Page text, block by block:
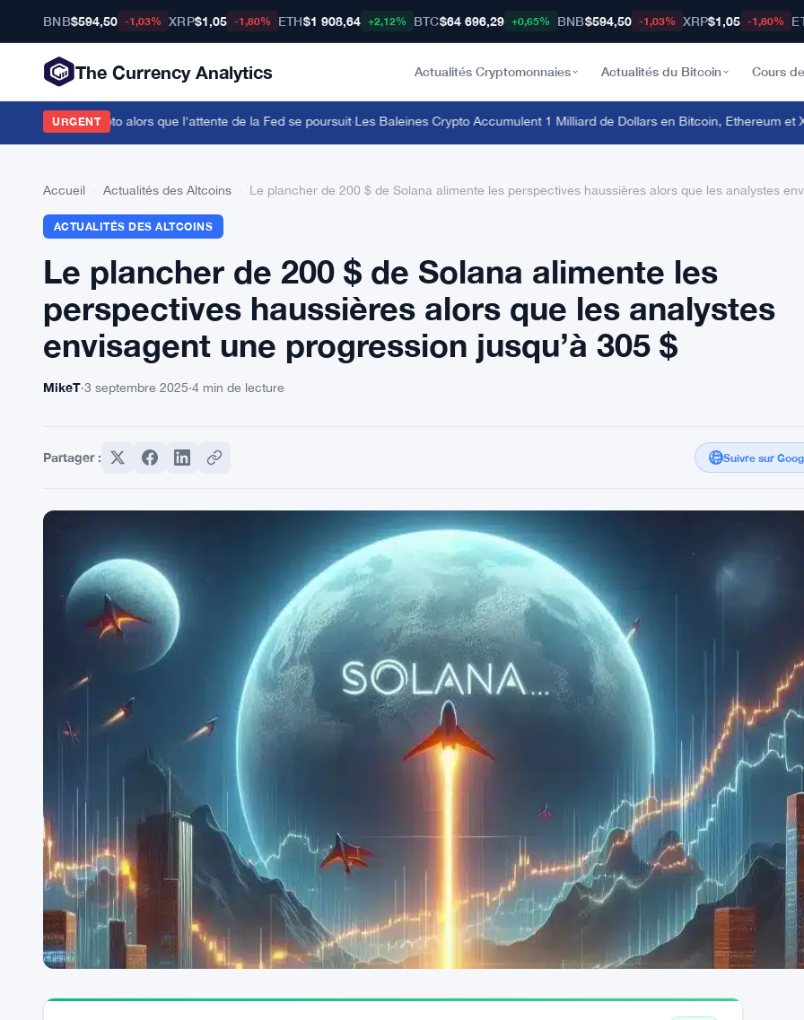
BNB$594,50 -1,03% XRP$1,05 -1,80% ETH$1 908,64 +2,12% BTC$64 696,29 +0,65% BNB$594,50 -1,03% XRP$1,05 -1,80%
The Currency Analytics Actualités Cryptomonnaies Actualités du Bitcoin Cours
URGENT
réaction crypto alors que l'attente de la Fed se poursuit·Les Baleines Crypto Accumulent 1 Milliard de Dollars en Bitcoin, Ethereum et XRP
Accueil Actualités des Altcoins Le plancher de 200 $ de Solana alimente les perspectives haussières alors que les analystes
ACTUALITÉS DES ALTCOINS
Le plancher de 200 $ de Solana alimente les
perspectives haussières alors que les analystes
envisagent une progression jusqu’à 305 $
MikeT·3 septembre 2025·4 min de lecture
Partager : Suivre sur